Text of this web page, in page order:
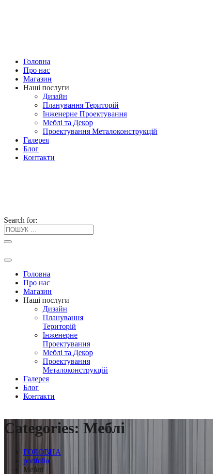
Головна
Про нас
Магазин
Наші послуги
Дизайн
Планування Територій
Iнженерне Проектування
Меблі та Декор
Проектування Металоконструкцій
Галерея
Блог
Контакти
Search for:
Головна
Про нас
Магазин
Наші послуги
Дизайн
Планування
Територій
Iнженерне
Проектування
Меблі та Декор
Проектування
Металоконструкцій
Галерея
Блог
Контакти
Categories: Меблі
ГОЛОВНА
portfolio
Меблі